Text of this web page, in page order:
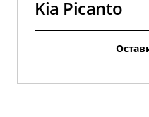
Kia Picanto